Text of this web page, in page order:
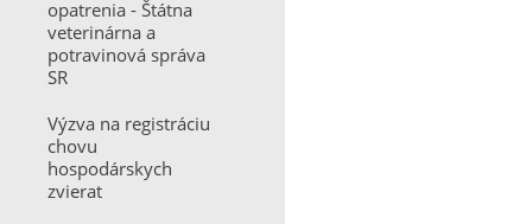
opatrenia - Štátna
veterinárna a
potravinová správa
SR
Výzva na registráciu
chovu
hospodárskych
zvierat